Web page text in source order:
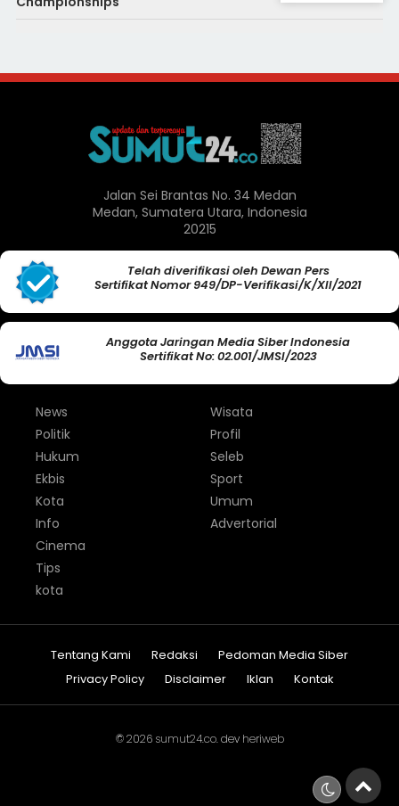
Jalan Sei Brantas No. 34 Medan
Medan, Sumatera Utara, Indonesia
20215
Telah diverifikasi oleh Dewan Pers
Sertifikat Nomor 949/DP-Verifikasi/K/XII/2021
Anggota Jaringan Media Siber Indonesia
Sertifikat No: 02.001/JMSI/2023
News
Politik
Hukum
Ekbis
Kota
Info
Wisata
Profil
Seleb
Sport
Umum
Advertorial
Cinema
Tips
kota
Tentang Kami Redaksi
Pedoman Media Siber
Privacy Policy
Disclaimer Iklan Kontak
© 2026 sumut24.co. dev heriweb